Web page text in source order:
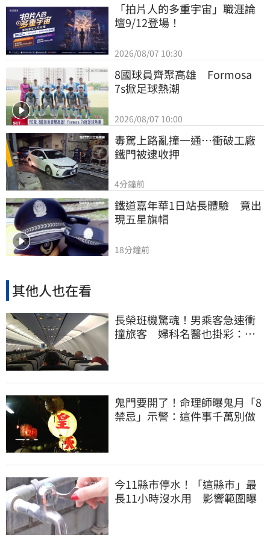
「拍片人的多重宇宙」職涯論
壇9/12登場！
2026/08/07 10:30
8國球員齊聚高雄　Formosa
7s掀足球熱潮
2026/08/07 10:00
毒駕上路亂撞一通…衝破工廠
鐵門被逮收押
4分鐘前
鐵道嘉年華1日站長體驗　竟出
現五星旗帽
18分鐘前
其他人也在看
長榮班機驚魂！男乘客急速衝
撞旅客 婦科名醫也掛彩：全
鬼門要開了！命理師曝鬼月「8
禁忌」示警：這件事千萬別做
今11縣市停水！「這縣市」最
長11小時沒水用 影響範圍曝